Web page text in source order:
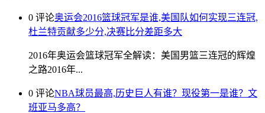
0 评论奥运会2016篮球冠军是谁,美国队如何实现三连冠,
杜兰特贡献多少分,决赛比分差距多大
2016年奥运会篮球冠军全解读：美国男篮三连冠的辉煌
之路2016年...
0 评论NBA球员最高,历史巨人有谁？现役第一是谁？文
班亚马多高？